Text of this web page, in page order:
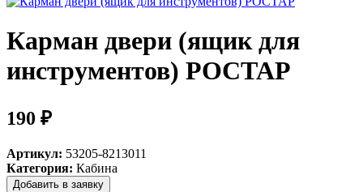
Карман двери (ящик для
инструментов) РОСТАР
190 ₽
Артикул: 53205-8213011
Категория: Кабина
Добавить в заявку